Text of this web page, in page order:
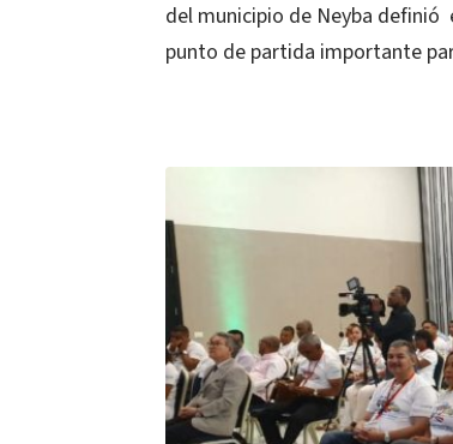
del municipio de Neyba
punto de partida importante